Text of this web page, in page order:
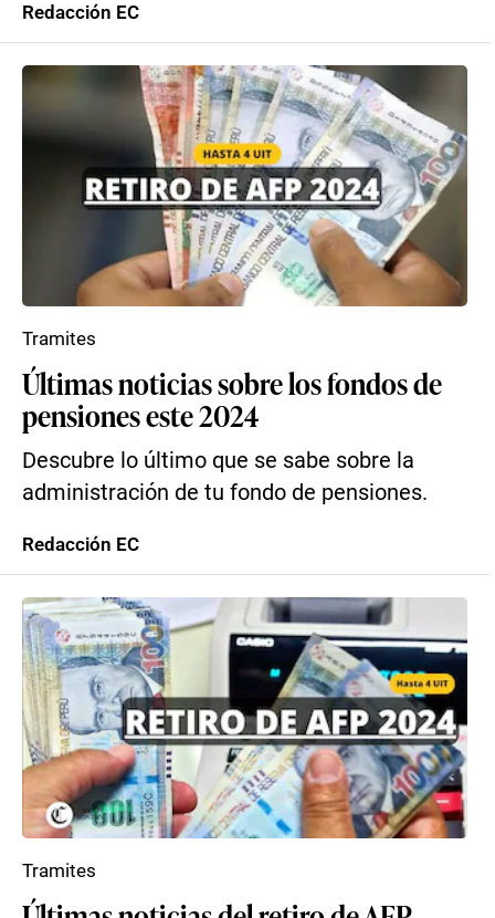
Redacción EC
Últimas noticias sobre los fondos de
pensiones este 2024
Descubre lo último que se sabe sobre la
administración de tu fondo de pensiones.
Tramites
Redacción EC
Tramites